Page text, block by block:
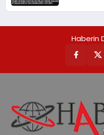
Haberin